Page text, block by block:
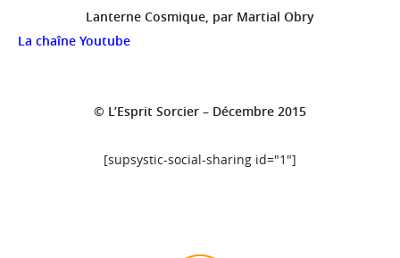
Lanterne Cosmique, par Martial Obry
La chaîne Youtube
© L’Esprit Sorcier – Décembre 2015
[supsystic-social-sharing id="1"]